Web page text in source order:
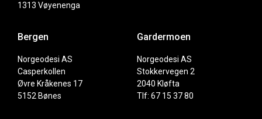
1313 Vøyenenga
Bergen
Norgeodesi AS
Casperkollen
Øvre Kråkenes 17
5152 Bønes
Gardermoen
Norgeodesi AS
Stokkervegen 2
2040 Kløfta
Tlf: 67 15 37 80